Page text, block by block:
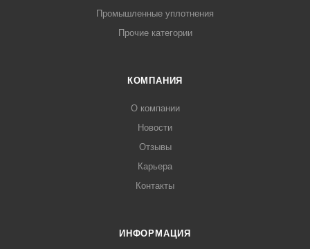
Промышленные уплотнения
Прочие категории
КОМПАНИЯ
О компании
Новости
Отзывы
Карьера
Контакты
ИНФОРМАЦИЯ